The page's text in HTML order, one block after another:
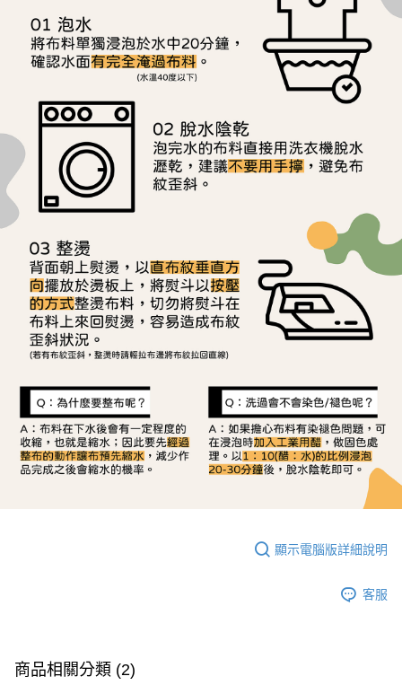
１．透過由恩沛科技股份有限公司提供之「AFTEE先享後付」服務完成之交
易，需依本服務之必要範圍內提供個人資料，並將交易相關給付款項請求債
權轉讓予恩沛科技股份有限公司。
２．關於個人資料處理事宜，請瀏覽以下網址：
https://aftee.tw/terms/#terms3
３．未成年的使用者請事先徵得法定代理人或監護人之同意方可使用
「AFTEE先享後付」，若未經同意申辦者引起之損失，本公司不負相關責
任。
４．使用「AFTEE先享後付」時，將依據個別帳號之用戶狀況，依本公司即
時審查核予不同之上限額度；若仍有額度不足之情形，本公司將視審查結果
請求用戶進行身份認證。
５．嚴禁一人註冊多個帳號或使用他人資訊註冊。若發現惡意使用之情形，
恩沛科技股份有限公司將有權停止該用戶之使用額度並採取法律行動。
顯示電腦版詳細說明
客服
商品相關分類 (2)